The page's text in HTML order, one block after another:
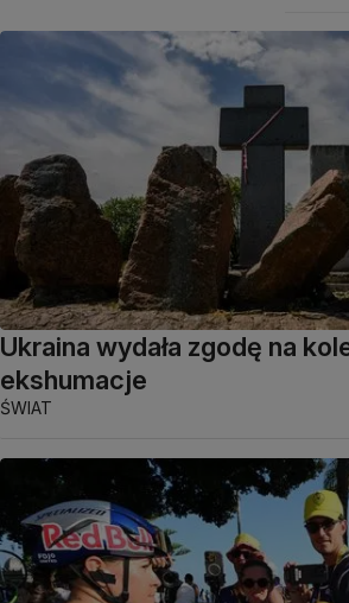
Ukraina wydała zgodę na
ekshumacje
ŚWIAT